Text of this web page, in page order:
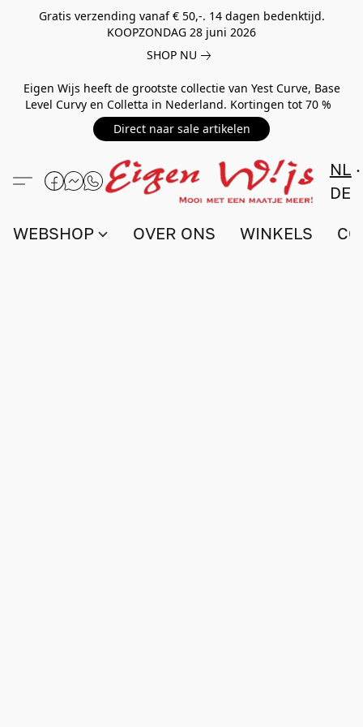
Gratis verzending vanaf € 50,-. 14 dagen bedenktijd.
KOOPZONDAG 28 juni 2026
SHOP NU
Eigen Wijs heeft de grootste collectie van Yest Curve, Base
Level Curvy en Colletta in Nederland. Kortingen tot 70 %
Direct naar sale artikelen
NL
DE
WEBSHOP OVER ONS WINKELS